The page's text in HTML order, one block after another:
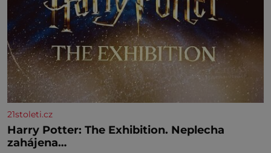
21stoleti.cz
Harry Potter: The Exhibition. Neplecha
zahájena…